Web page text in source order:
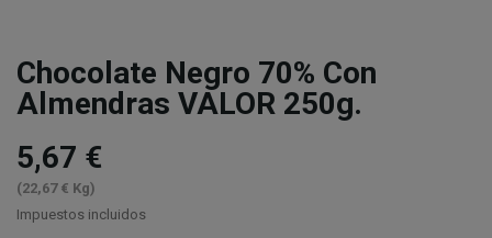
Chocolate Negro 70% Con
Almendras VALOR 250g.
5,67 €
(22,67 € Kg)
Impuestos incluidos